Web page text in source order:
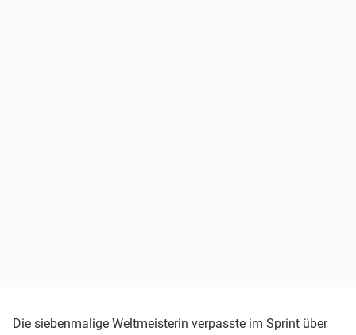
Die siebenmalige Weltmeisterin verpasste im Sprint über